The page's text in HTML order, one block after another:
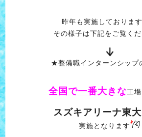
昨年も実施しておりま
その様子は下記をご覧く
★整備職インターンシップ
全国で一番大きな工
スズキアリーナ東
実施となります